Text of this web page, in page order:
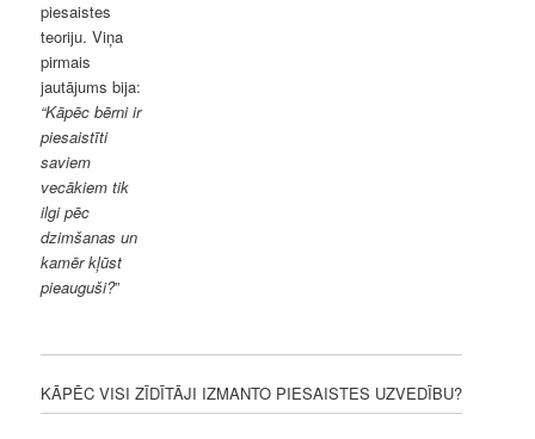
piesaistes
teoriju. Viņa
pirmais
jautājums bija:
“Kāpēc bērni ir
piesaistīti
saviem
vecākiem tik
ilgi pēc
dzimšanas un
kamēr kļūst
pieauguši?”
KĀPĒC VISI ZĪDĪTĀJI IZMANTO PIESAISTES UZVEDĪBU?